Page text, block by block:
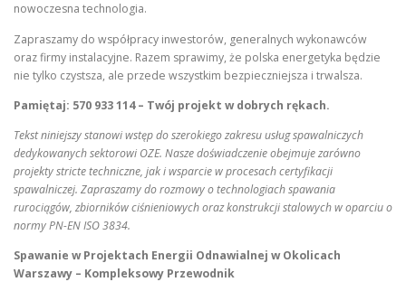
nowoczesna technologia.
Zapraszamy do współpracy inwestorów, generalnych wykonawców
oraz firmy instalacyjne. Razem sprawimy, że polska energetyka będzie
nie tylko czystsza, ale przede wszystkim bezpieczniejsza i trwalsza.
Pamiętaj: 570 933 114 – Twój projekt w dobrych rękach.
Tekst niniejszy stanowi wstęp do szerokiego zakresu usług spawalniczych
dedykowanych sektorowi OZE. Nasze doświadczenie obejmuje zarówno
projekty stricte techniczne, jak i wsparcie w procesach certyfikacji
spawalniczej. Zapraszamy do rozmowy o technologiach spawania
rurociągów, zbiorników ciśnieniowych oraz konstrukcji stalowych w oparciu o
normy PN-EN ISO 3834.
Spawanie w Projektach Energii Odnawialnej w Okolicach
Warszawy – Kompleksowy Przewodnik